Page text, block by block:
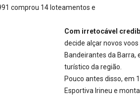
comprou 14 loteamentos e
Com irretocável
decide alçar novos
Bandeirantes da Barra,
turístico da região.
Pouco antes disso, em
Esportiva Irineu e